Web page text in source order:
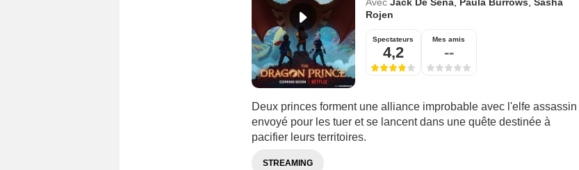
Rojen
Spectateurs
4,2
Mes amis
--
Deux princes forment une alliance improbable avec l'elfe assassin
envoyé pour les tuer et se lancent dans une quête destinée à
pacifier leurs territoires.
STREAMING